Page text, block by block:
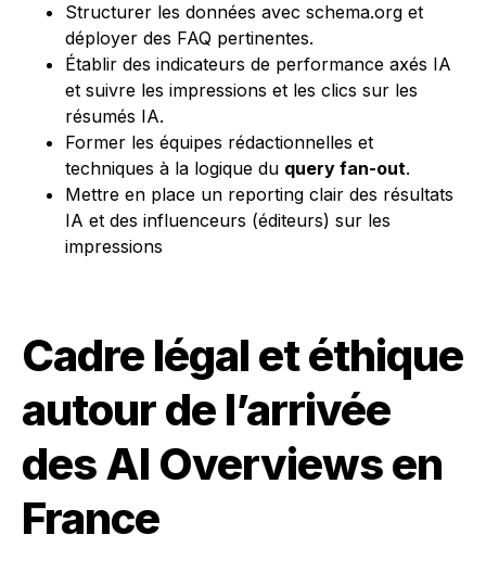
Structurer les données avec schema.org et
déployer des FAQ pertinentes.
Établir des indicateurs de performance axés IA
et suivre les impressions et les clics sur les
résumés IA.
Former les équipes rédactionnelles et
techniques à la logique du query fan-out.
Mettre en place un reporting clair des résultats
IA et des influenceurs (éditeurs) sur les
impressions
Cadre légal et éthique
autour de l’arrivée
des AI Overviews en
France